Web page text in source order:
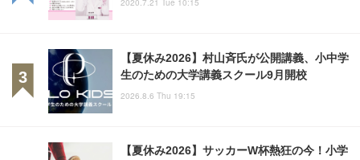
2020.7.21 Tue 10:15
【夏休み2026】村山斉氏が公開講義、小中学
生のための大学講義スクール9月開校
2026.8.6 Thu 19:15
【夏休み2026】サッカーW杯熱狂の今！小学